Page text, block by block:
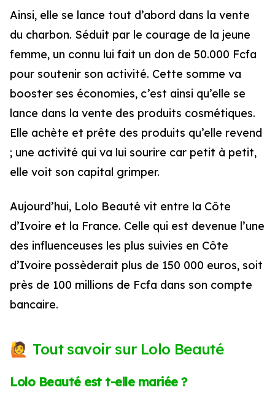
Ainsi, elle se lance tout d’abord dans la vente
du charbon. Séduit par le courage de la jeune
femme, un connu lui fait un don de 50.000 Fcfa
pour soutenir son activité. Cette somme va
booster ses économies, c’est ainsi qu’elle se
lance dans la vente des produits cosmétiques.
Elle achète et prête des produits qu’elle revend
; une activité qui va lui sourire car petit à petit,
elle voit son capital grimper.
Aujourd’hui, Lolo Beauté vit entre la Côte
d’Ivoire et la France. Celle qui est devenue l’une
des influenceuses les plus suivies en Côte
d’Ivoire possèderait plus de 150 000 euros, soit
près de 100 millions de Fcfa dans son compte
bancaire.
Tout savoir sur Lolo Beauté
Lolo Beauté est t-elle mariée ?